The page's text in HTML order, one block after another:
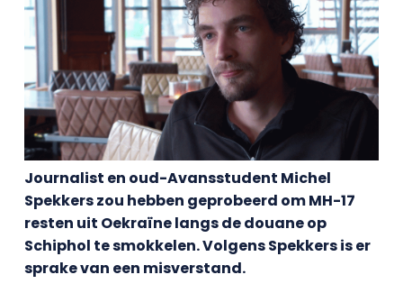
Journalist en oud-Avansstudent Michel
Spekkers zou hebben geprobeerd om MH-17
resten uit Oekraïne langs de douane op
Schiphol te smokkelen. Volgens Spekkers is er
sprake van een misverstand.